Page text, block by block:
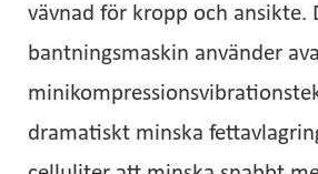
vävnad för kropp och ansikte.
bantningsmaskin använder
dramatiskt minska